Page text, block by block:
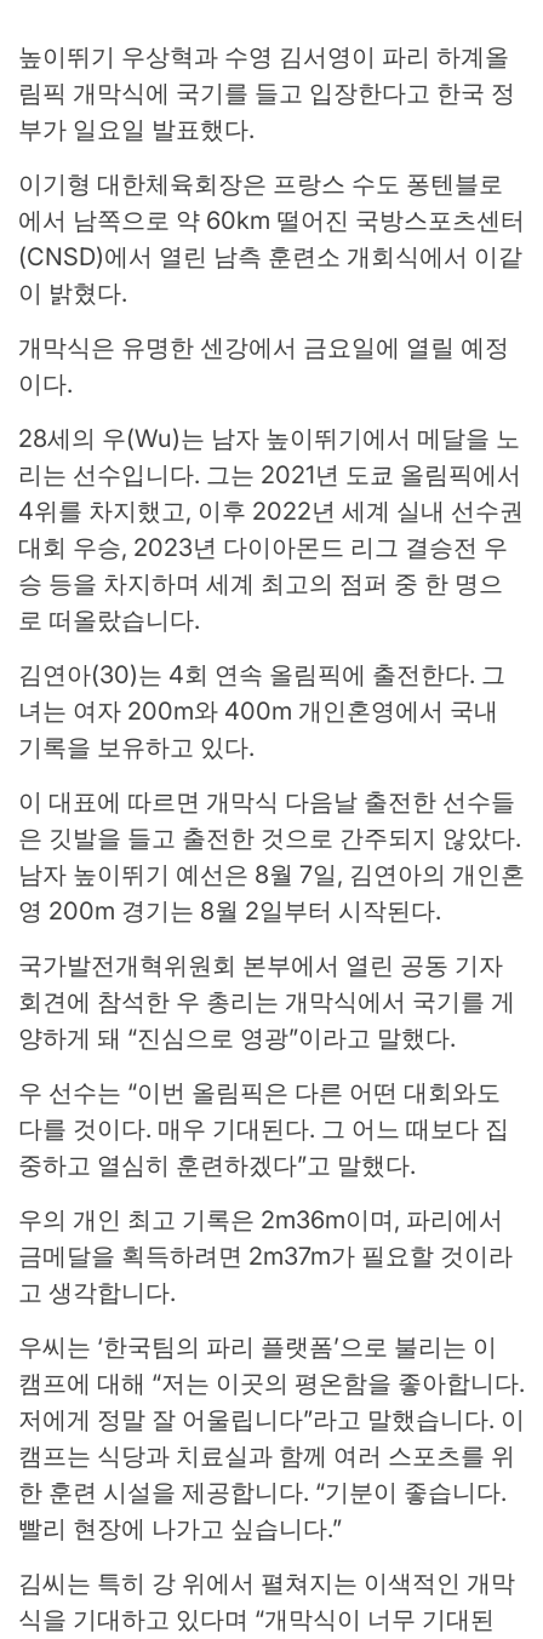
높이뛰기 우상혁과 수영 김서영이 파리 하계올
림픽 개막식에 국기를 들고 입장한다고 한국 정
부가 일요일 발표했다.
이기형 대한체육회장은 프랑스 수도 퐁텐블로
에서 남쪽으로 약 60km 떨어진 국방스포츠센터
(CNSD)에서 열린 남측 훈련소 개회식에서 이같
이 밝혔다.
개막식은 유명한 센강에서 금요일에 열릴 예정
이다.
28세의 우(Wu)는 남자 높이뛰기에서 메달을 노
리는 선수입니다. 그는 2021년 도쿄 올림픽에서
4위를 차지했고, 이후 2022년 세계 실내 선수권
대회 우승, 2023년 다이아몬드 리그 결승전 우
승 등을 차지하며 세계 최고의 점퍼 중 한 명으
로 떠올랐습니다.
김연아(30)는 4회 연속 올림픽에 출전한다. 그
녀는 여자 200m와 400m 개인혼영에서 국내
기록을 보유하고 있다.
이 대표에 따르면 개막식 다음날 출전한 선수들
은 깃발을 들고 출전한 것으로 간주되지 않았다.
남자 높이뛰기 예선은 8월 7일, 김연아의 개인혼
영 200m 경기는 8월 2일부터 시작된다.
국가발전개혁위원회 본부에서 열린 공동 기자
회견에 참석한 우 총리는 개막식에서 국기를 게
양하게 돼 “진심으로 영광”이라고 말했다.
우 선수는 “이번 올림픽은 다른 어떤 대회와도
다를 것이다. 매우 기대된다. 그 어느 때보다 집
중하고 열심히 훈련하겠다”고 말했다.
우의 개인 최고 기록은 2m36m이며, 파리에서
금메달을 획득하려면 2m37m가 필요할 것이라
고 생각합니다.
우씨는 ‘한국팀의 파리 플랫폼’으로 불리는 이
캠프에 대해 “저는 이곳의 평온함을 좋아합니다.
저에게 정말 잘 어울립니다”라고 말했습니다. 이
캠프는 식당과 치료실과 함께 여러 스포츠를 위
한 훈련 시설을 제공합니다. “기분이 좋습니다.
빨리 현장에 나가고 싶습니다.”
김씨는 특히 강 위에서 펼쳐지는 이색적인 개막
식을 기대하고 있다며 “개막식이 너무 기대된